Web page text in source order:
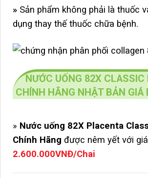
» Sản phẩm không phải là thuốc
dụng thay thế thuốc chữa bệnh.
NƯỚC UỐNG 82X
CHÍNH HÃNG NHẬT BẢN GIÁ
» Nước uống 82X Placenta
Chính Hãng được nêm yết với giá
2.600.000VNĐ/Chai